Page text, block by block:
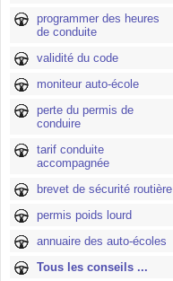
programmer des heures
de conduite
validité du code
moniteur auto-école
perte du permis de
conduire
tarif conduite
accompagnée
brevet de sécurité routière
permis poids lourd
annuaire des auto-écoles
Tous les conseils ...